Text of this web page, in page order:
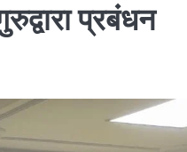
प्रबंधन